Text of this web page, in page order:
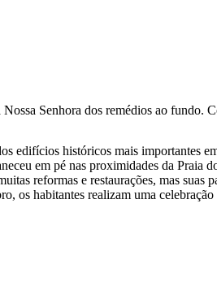
Senhora dos remédios ao fundo.
edifícios históricos mais importantes
em pé nas proximidades da Praia
reformas e restaurações, mas
os habitantes realizam uma